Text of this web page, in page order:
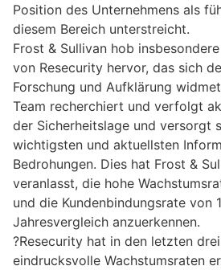
Position des Unternehmens als
diesem Bereich unterstreicht.
Frost & Sullivan hob
von Resecurity hervor, das sich
Forschung und Aufklärung
Team recherchiert und verfolgt
der Sicherheitslage und versorgt
wichtigsten und aktuellsten
Bedrohungen. Dies hat Frost &
veranlasst, die hohe
und die Kundenbindungsrate von
Jahresvergleich anzuerkennen.
?Resecurity hat in den letzten
eindrucksvolle Wachstumsraten